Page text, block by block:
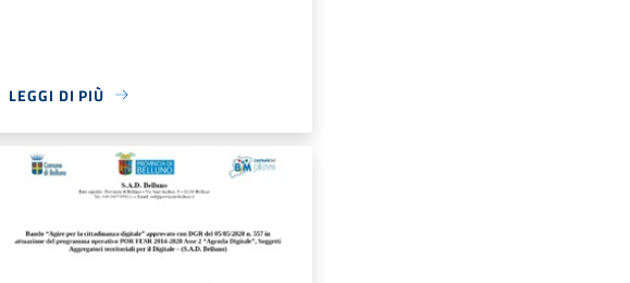
LEGGI DI PIÙ